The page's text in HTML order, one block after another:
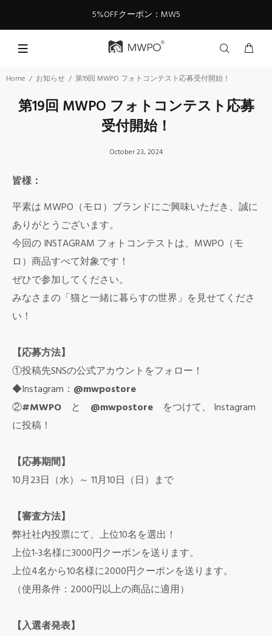
5%OFFクーポン：MW5
Home お知らせ 第19回 MWPO フォトコンテスト応募受付開始！
第19回 MWPO フォトコンテスト応募
受付開始！
October 23, 2024
皆様：
平素は MWPO（モロ）ブランドにご興味いただき、誠に
ありがとうございます。
今回の INSTAGRAM フォトコンテストは、MWPO（モ
ロ）商品すべて対象です！
ぜひで参加してください。
みなさまの「猫と一緒に暮らすの世界」を見せてくださ
い！
【応募方法】
①投稿先SNSの公式アカウントをフォロー！
◆Instagram： @mwpostore
②#MWPO と @mwpostore をつけて、 Instagram
に投稿！
【応募期間】
10月23日（水）～ 11月10日（日）まで
【審査方法】
弊社社内投票にて、上位10名を選出！
上位1-3名様に3000円クーポンを送ります。
上位4名から10名様に2000円クーポンを送ります。
（使用条件：2000円以上の商品に適用）
【入選者発表】